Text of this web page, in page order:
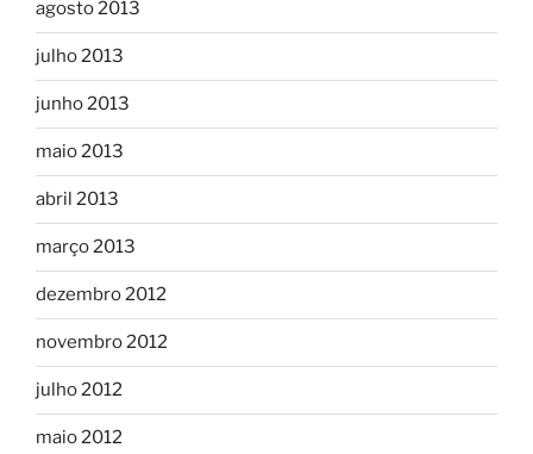
agosto 2013
julho 2013
junho 2013
maio 2013
abril 2013
março 2013
dezembro 2012
novembro 2012
julho 2012
maio 2012